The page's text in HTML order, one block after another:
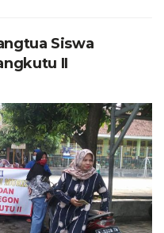
Siswa
II